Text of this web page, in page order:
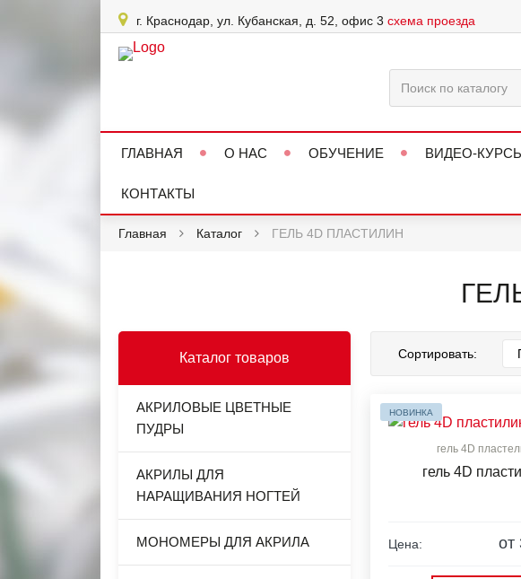
г. Краснодар, ул. Кубанская, д. 52, офис 3 схема проезда
ГЛАВНАЯ О НАС ОБУЧЕНИЕ ВИДЕО-
КОНТАКТЫ
Главная Каталог ГЕЛЬ 4D ПЛАСТИЛИН
Каталог товаров
АКРИЛОВЫЕ ЦВЕТНЫЕ
ПУДРЫ
АКРИЛЫ ДЛЯ
НАРАЩИВАНИЯ НОГТЕЙ
МОНОМЕРЫ ДЛЯ АКРИЛА
Сортировать:
НОВИНКА
гель 4D
гель 4D
Цена: от